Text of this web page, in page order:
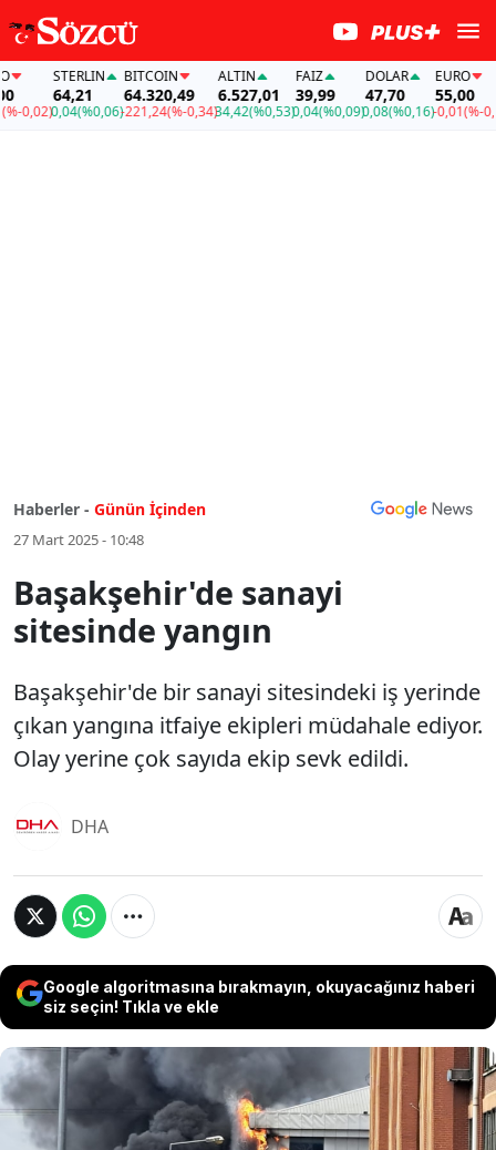
0,02)
STERLIN
64,21
0,04(%0,06)
BITCOIN
64.320,49
-221,24(%-0,34)
ALTIN
6.527,01
34,42(%0,53)
FAİZ
39,99
0,04(%0,09)
DOLAR
47,70
0,08(%0,16)
EURO
55,00
-0,01(%-
Haberler - Günün İçinden
27 Mart 2025 - 10:48
Başakşehir'de sanayi
sitesinde yangın
Başakşehir'de bir sanayi sitesindeki iş yerinde
çıkan yangına itfaiye ekipleri müdahale ediyor.
Olay yerine çok sayıda ekip sevk edildi.
DHA
Google algoritmasına bırakmayın, okuyacağınız haberi
siz seçin! Tıkla ve ekle